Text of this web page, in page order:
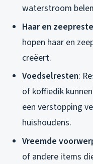
waterstroom
Haar en
hopen haar en
creëert.
Voedselresten:
of koffiedik
een verstopping
huishoudens.
Vreemde
of andere items